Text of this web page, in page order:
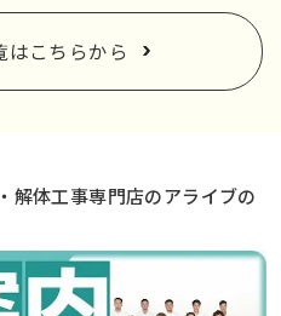
はこちらから
解体工事専門店のアライブの